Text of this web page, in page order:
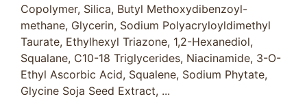
Copolymer, Silica, Butyl Methoxydibenzoyl-
methane, Glycerin, Sodium Polyacryloyldimethyl
Taurate, Ethylhexyl Triazone, 1,2-Hexanediol,
Squalane, C10-18 Triglycerides, Niacinamide, 3-O-
Ethyl Ascorbic Acid, Squalene, Sodium Phytate,
Glycine Soja Seed Extract, ...